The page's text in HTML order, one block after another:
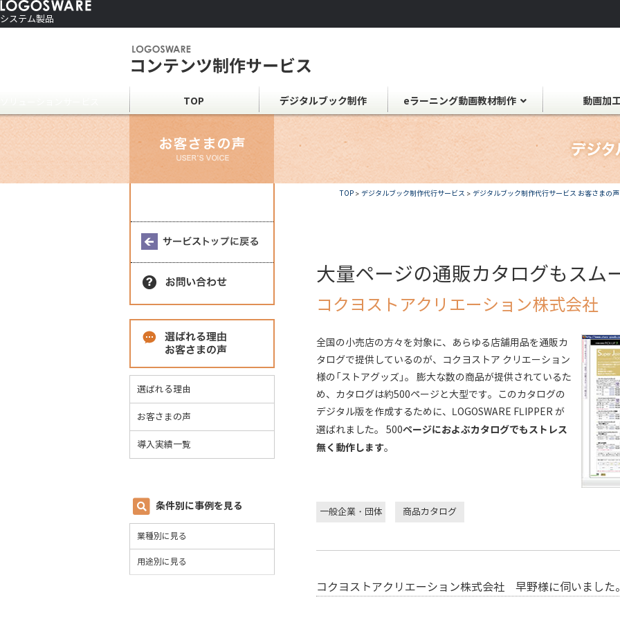
システム製品
TOP デジタルブック制作 eラーニング動画教材制作 動画加
TOP > デジタルブック制作代行サービス > デジタルブック制作代行サービス お客さまの声
大量ページの通販カタログもスム
コクヨストアクリエーション株式会社
全国の小売店の方々を対象に、あらゆる店舗用品を通販カ
タログで提供しているのが、コクヨストア クリエーション
様の「ストアグッズ」。 膨大な数の商品が提供されているた
め、カタログは約500ページと大型です。このカタログの
デジタル版を作成するために、LOGOSWARE FLIPPER が
選ばれました。 500ページにおよぶカタログでもストレス
無く動作します。
一般企業・団体 商品カタログ
コクヨストアクリエーション株式会社 早野様に伺いました
選ばれる理由
お客さまの声
導入実績一覧
条件別に事例を見る
業種別に見る
用途別に見る